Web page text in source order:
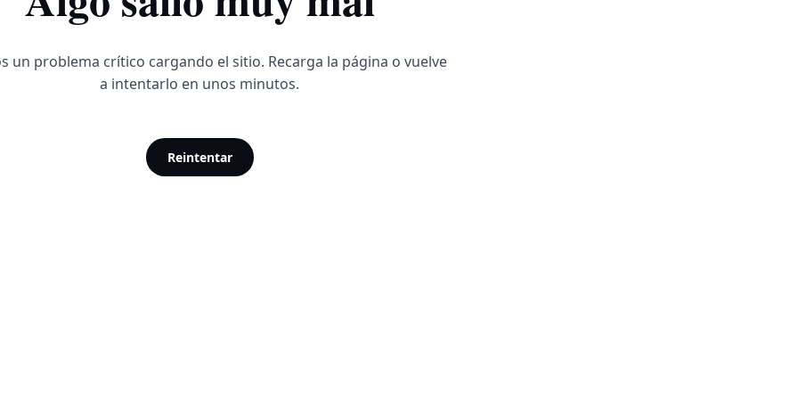
un problema crítico cargando el sitio. Recarga la página o vuelve
a intentarlo en unos minutos.
Reintentar